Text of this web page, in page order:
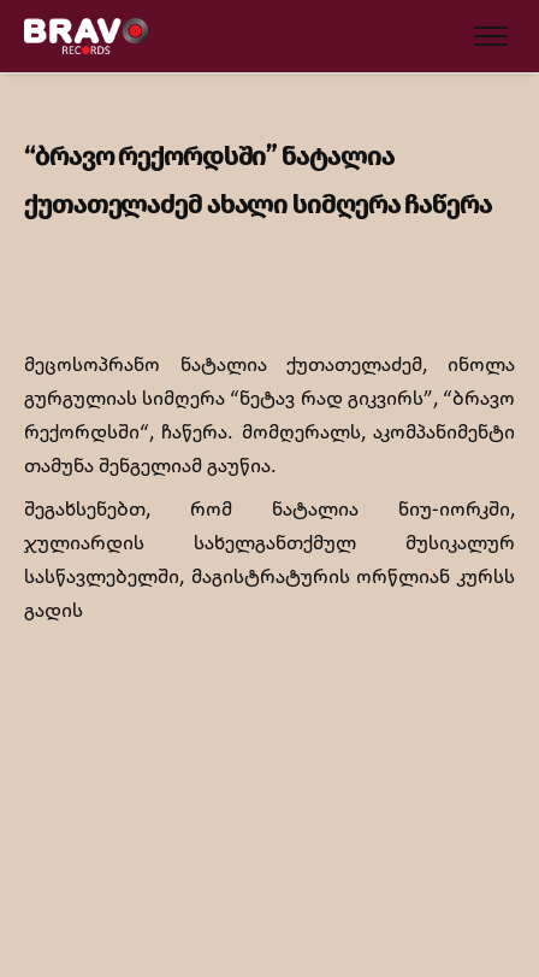
“ბრავო რექორდსში” ნატალია
ქუთათელაძემ ახალი სიმღერა ჩაწერა
მეცოსოპრანო ნატალია ქუთათელაძემ, ინოლა
გურგულიას სიმღერა “ნეტავ რად გიკვირს”, “ბრავო
რექორდსში“, ჩაწერა. მომღერალს, აკომპანიმენტი
თამუნა შენგელიამ გაუწია.
შეგახსენებთ, რომ ნატალია ნიუ-იორკში,
ჯულიარდის სახელგანთქმულ მუსიკალურ
სასწავლებელში, მაგისტრატურის ორწლიან კურსს
გადის